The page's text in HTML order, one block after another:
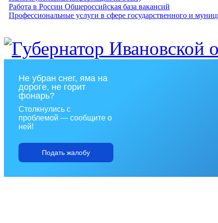
Работа в России Общероссийская база вакансий
Профессиональные услуги в сфере государственного и
Не убран снег, яма на
дороге, не горит
фонарь?
Столкнулись с
проблемой — сообщите о
ней!
Подать жалобу